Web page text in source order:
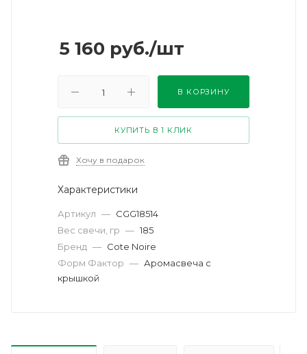
5 160 руб./шт
В КОРЗИНУ
КУПИТЬ В 1 КЛИК
Хочу в подарок
Характеристики
Артикул — CGG18514
Вес свечи, гр — 185
Бренд — Cote Noire
Форм Фактор — Аромасвеча с
крышкой